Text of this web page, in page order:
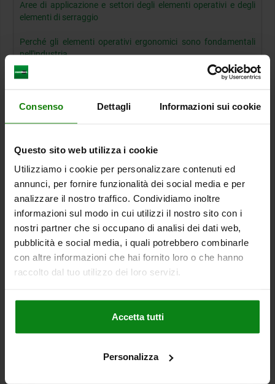
Consenso Dettagli Informazioni sui cookie
Questo sito web utilizza i cookie
Utilizziamo i cookie per personalizzare contenuti ed
annunci, per fornire funzionalità dei social media e per
analizzare il nostro traffico. Condividiamo inoltre
informazioni sul modo in cui utilizzi il nostro sito con i
nostri partner che si occupano di analisi dei dati web,
pubblicità e social media, i quali potrebbero combinarle
con altre informazioni che hai fornito loro o che hanno
raccolto dal tuo utilizzo dei loro servizi.
Accetta tutti
Personalizza
Aree di applicazione e settori degli elementi operativi e degli
elementi di serraggio
Perché gli elementi operativi ergonomici sono fondamentali
nell'industria
La giusta scelta del materiale per gli elementi operativi
I diversi tipi di elementi operativi e di serraggio
Elementi operativi per impianti tecnici
nell'industria
Gli elementi operativi sono un componente chiave per la
manipolazione sicura e la regolazione precisa di dispositivi
e impianti tecnici azionati manualmente nell'industria. In
quanto interfacce importanti, gli elementi operativi
consentono di controllare, regolare e monitorare in modo
efficiente macchine, impianti e processi produttivi.
operativi di alta qualità sono essenziali per un
funzionamento preciso e sicuro di macchine, unità di
Nella gamma norelem troverete un'ampia scelta di diversi